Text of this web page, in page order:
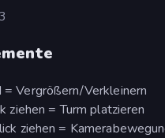
= Vergrößern/Verkleinern
ziehen = Turm platzieren
ziehen =